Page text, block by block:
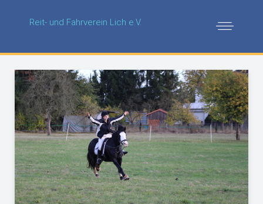
Reit- und Fahrverein Lich e.V.